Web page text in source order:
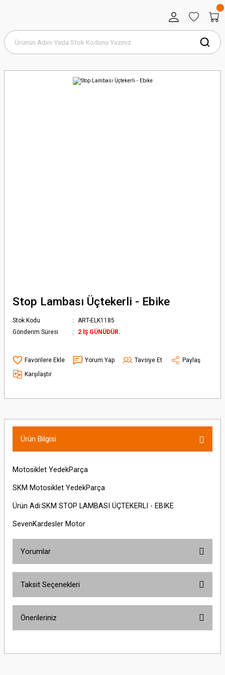
Stop Lambası Üçtekerli - Ebike
Stok Kodu
ART-ELK1185
Gönderim Süresi
2 İŞ GÜNÜDÜR.
Yorum Yap Tavsiye Et
Paylaş
Karşılaştır
Ürün Bilgisi
Motosiklet YedekParça
SKM Motosiklet YedekParça
Ürün Adi:SKM STOP LAMBASI ÜÇTEKERLI - EBIKE
SevenKardesler Motor
Yorumlar
Taksit Seçenekleri
Önerileriniz
yetersiz gördüğünüz noktaları öneri formunu kullanarak tarafımıza